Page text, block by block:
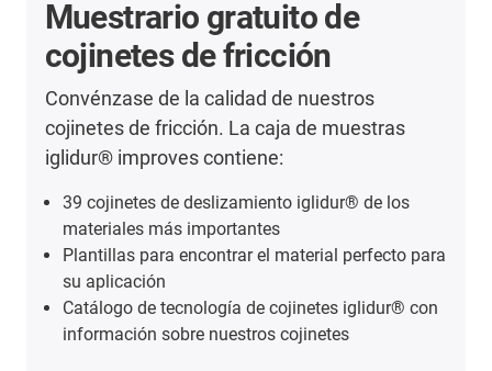
Muestrario gratuito de
cojinetes de fricción
Convénzase de la calidad de nuestros
cojinetes de fricción. La caja de muestras
iglidur® improves contiene:
39 cojinetes de deslizamiento iglidur® de los
materiales más importantes
Plantillas para encontrar el material perfecto para
su aplicación
Catálogo de tecnología de cojinetes iglidur® con
información sobre nuestros cojinetes